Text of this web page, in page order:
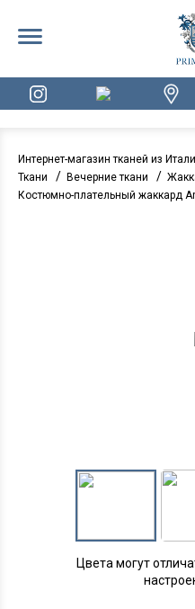
Интернет-магазин тканей из
Ткани / Вечерние ткани /
Костюмно-плательный жаккард
Цвета могут